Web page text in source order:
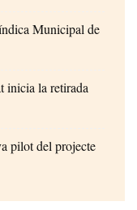
Municipal de
inicia la retirada
pilot del projecte